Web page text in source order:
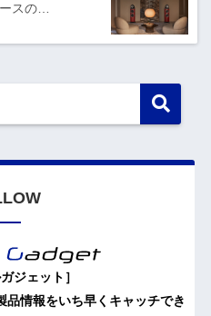
スの…
ジェット］
情報をいち早くキャッチでき